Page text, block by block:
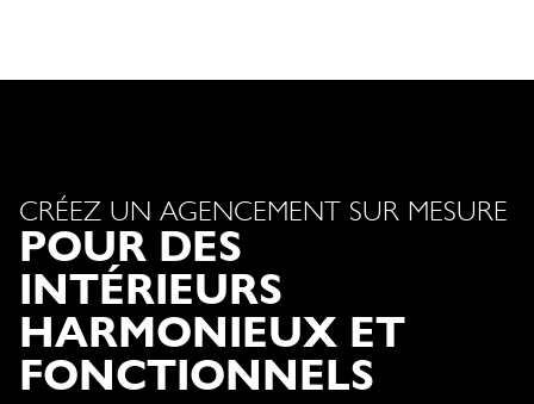
CRÉEZ UN AGENCEMENT SUR MESURE
POUR DES
INTÉRIEURS
HARMONIEUX ET
FONCTIONNELS